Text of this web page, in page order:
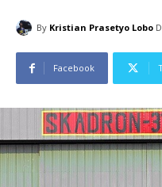
By Kristian Prasetyo Lobo
Facebook